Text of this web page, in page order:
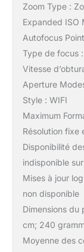
Zoom Type :
Expanded ISO
Autofocus
Type de focus
Vitesse
Aperture
Style : WIFI
Maximum
Résolution fixe
Disponibilité
indisponible
Mises à jour
non disponible
Dimensions
cm; 240
Moyenne des